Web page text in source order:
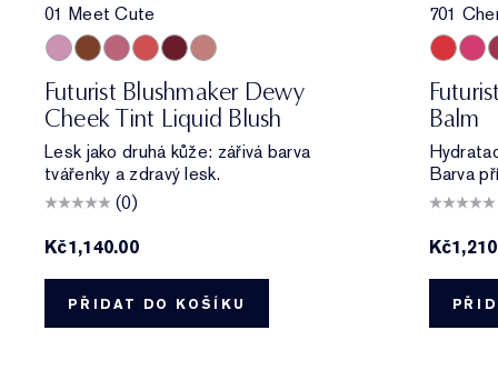
01 Meet Cute
Futurist Blushmaker Dewy
Cheek Tint Liquid Blush
Lesk jako druhá kůže: zářivá barva
tvářenky a zdravý lesk.
(0)
Kč1,140.00
PŘIDAT DO KOŠÍKU
701
Balm
Barva